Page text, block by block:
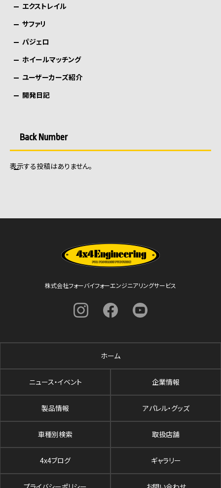
エクストレイル
サファリ
パジェロ
ホイールマッチング
ユーザーカーズ紹介
開発日記
Back Number
表示する投稿はありません。
株式会社フォーバイフォーエンジニアリングサービス
ホーム
ニュース・イベント 企業情報
製品情報 アパレル・グッズ
車種別検索 取扱店舗
4x4ブログ ギャラリー